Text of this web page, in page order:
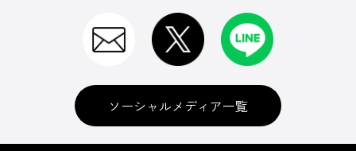
ソーシャルメディア一覧